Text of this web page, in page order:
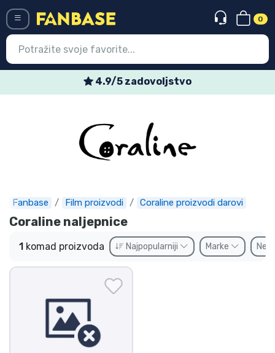
0
4.9/5 zadovoljstvo
Fanbase Film proizvodi Coraline proizvodi darovi
Coraline naljepnice
1 komad proizvoda Najpopularniji Marke Ne
Najnovije proizvodi
Ekspresna dostava
Prednarudžbe
Outlet proizvodi
Dostava i plaćanje
TV serija proizvodi